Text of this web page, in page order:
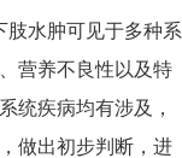
肢水肿可见于多种系
营养不良性以及特
统疾病均有涉及，
做出初步判断，进